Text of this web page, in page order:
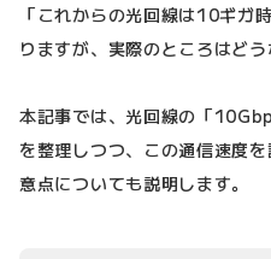
「これからの光回線は10ギガ
りますが、実際のところはどう
本記事では、光回線の「
を整理しつつ、この通信速度
意点についても説明します。